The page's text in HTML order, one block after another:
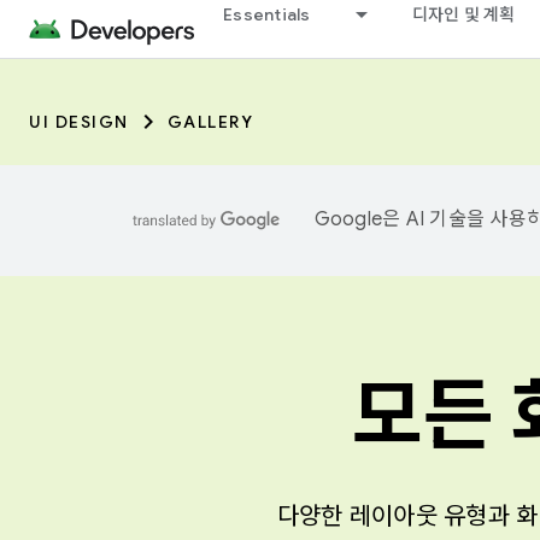
Essentials 디자인 및 계획
UI DESIGN GALLERY
Google은 AI 기술을 사용
모든
다양한 레이아웃 유형과